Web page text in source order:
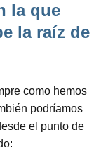
la que
la raíz de
como hemos
podríamos
el punto de